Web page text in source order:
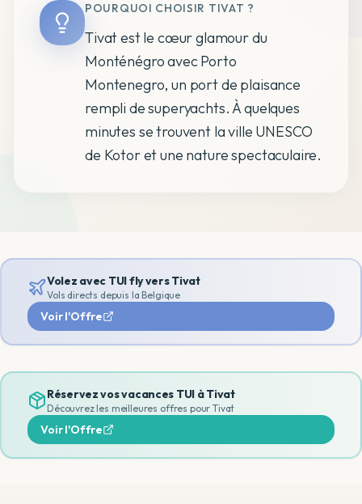
POURQUOI CHOISIR TIVAT ?
Tivat est le cœur glamour du
Monténégro avec Porto
Montenegro, un port de plaisance
rempli de superyachts. À quelques
minutes se trouvent la ville UNESCO
de Kotor et une nature spectaculaire.
Volez avec TUI fly versTivat
Vols directs depuis la Belgique
Voir l'Offre
Réservez vos vacances TUI àTivat
Découvrez les meilleures offres pourTivat
Voir l'Offre